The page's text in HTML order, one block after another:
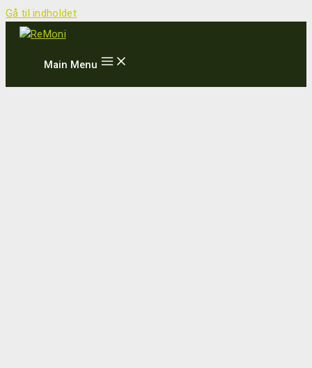
Gå til indholdet
Main Menu